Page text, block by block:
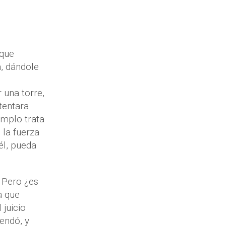
dándole
una torre,
trata
la fuerza
pueda
¿es
que
juicio
y